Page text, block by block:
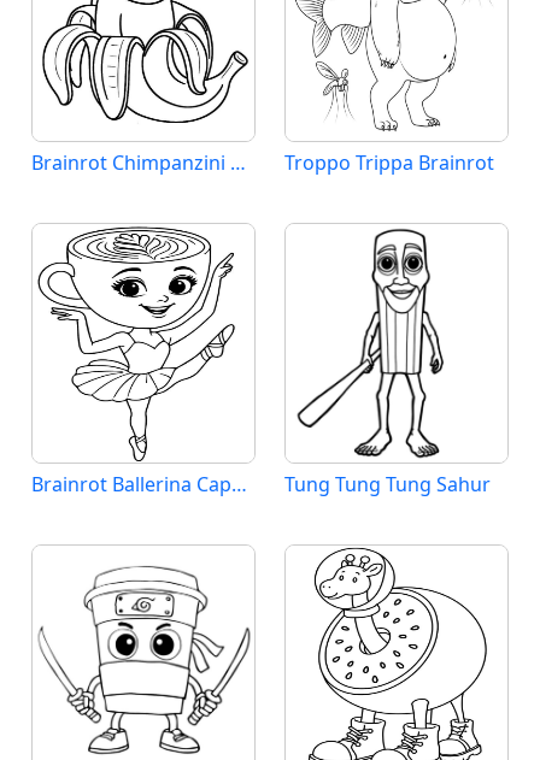
Brainrot Chimpanzini Bananini Troppo Trippa Brainrot
Brainrot Ballerina Cappuccina Tung Tung Tung Sahur